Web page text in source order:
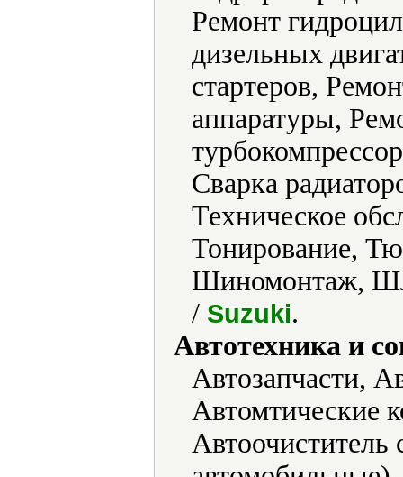
Ремонт
дизельных
стартеров,
аппаратуры,
Сварка
Техническое
Тонирование,
Шиномонтаж,
/ Suzuki.
Автотехника и
Автозапчасти,
Автомтические